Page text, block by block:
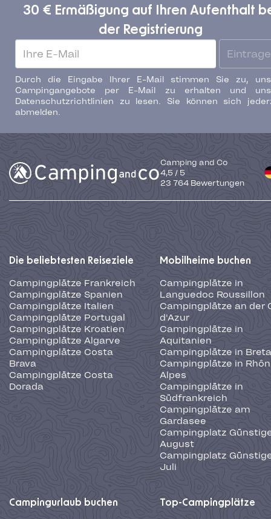
30 € Ermäßigung auf Ihren Aufenthalt
der Registrierung
Durch die Eingabe Ihrer E-Mail stimmen Sie zu,
Campingangebote per E-Mail zu erhalten und
Datenschutzrichtlinien zu lesen. Sie können sich
abmelden.
Camping and Co
4,5 / 5
23 764Bewertungen
Die beliebtesten Reiseziele
Campingplätze Frankreich
Campingplätze Spanien
Campingplätze Italien
Campingplätze Portugal
Campingplätze Kroatien
Campingplätze Algarve
Campingplätze Costa
Brava
Campingplätze Costa
Dorada
Mobilheime buchen
Campingplätze in
Languedoc Roussillon
Campingplätze an der
d'Azur
Campingplätze in
Aquitanien
Campingplätze in
Campingplätze in
Alpes
Campingplätze in
Südfrankreich
Campingplätze am
Gardasee
Campingplatz
August
Campingplatz
Juli
Campingurlaub buchen Top-Campingplätze